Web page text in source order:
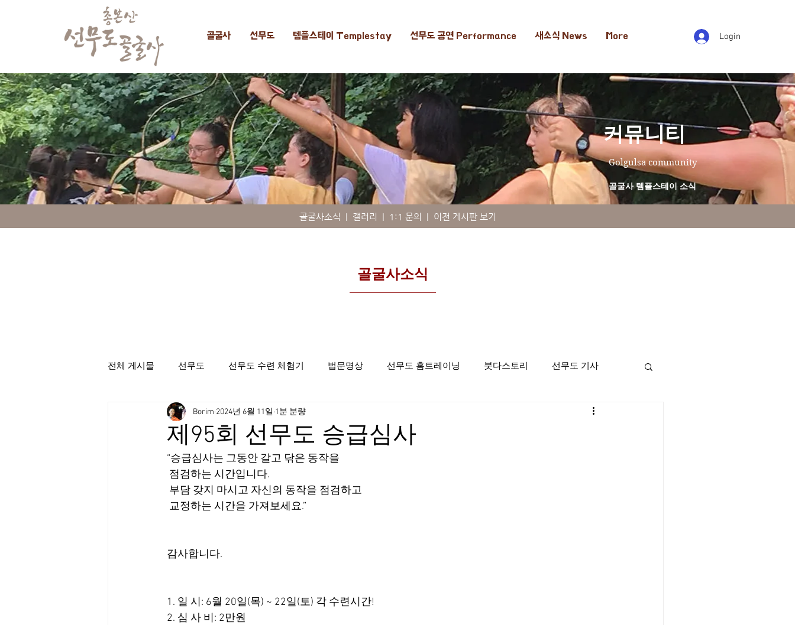
골굴사 선무도 템플스테이 Templestay 선무도 공연 Performance 새소식 News More Login
​커뮤니티
Golgulsa community
골굴사 템플스테이 소식
골굴사소식 | 갤러리 | 1:1 문의 | 이전 게시판 보기
​골굴사소식
전체 게시물 선무도 선무도 수련 체험기 법문명상 선무도 홈트레이닝 붓다스토리 선무도 기사
선무도총본산골굴사 시명상 선무도사진
제95회 선무도 승급심사
Borim 2024년 6월 11일 1분 분량
“승급심사는 그동안 갈고 닦은 동작을
점검하는 시간입니다.
부담 갖지 마시고 자신의 동작을 점검하고
교정하는 시간을 가져보세요.”
감사합니다.
1. 일 시: 6월 20일(목) ~ 22일(토) 각 수련시간!
2. 심 사 비: 2만원